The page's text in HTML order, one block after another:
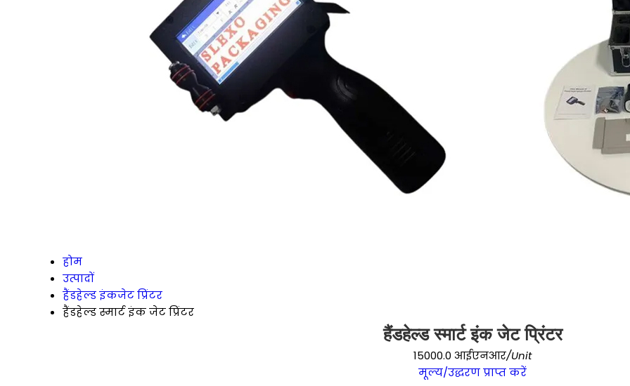
होम
उत्पादों
हैंडहेल्ड इंकजेट प्रिंटर
हैंडहेल्ड स्मार्ट इंक जेट प्रिंटर
हैंडहेल्ड स्मार्ट इंक जेट प्रिंटर
15000.0 आईएनआर/Unit
मूल्य/उद्धरण प्राप्त करें